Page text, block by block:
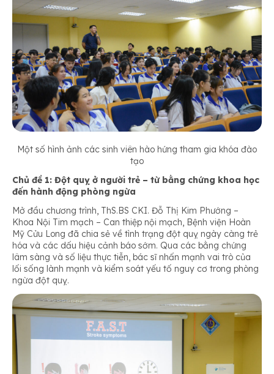
Một số hình ảnh các sinh viên hào hứng tham gia khóa đào
tạo
Chủ đề 1: Đột quỵ ở người trẻ – từ bằng chứng khoa học
đến hành động phòng ngừa
Mở đầu chương trình, ThS.BS CKI. Đỗ Thị Kim Phướng –
Khoa Nội Tim mạch – Can thiệp nội mạch, Bệnh viện Hoàn
Mỹ Cửu Long đã chia sẻ về tình trạng đột quỵ ngày càng trẻ
hóa và các dấu hiệu cảnh báo sớm. Qua các bằng chứng
lâm sàng và số liệu thực tiễn, bác sĩ nhấn mạnh vai trò của
lối sống lành mạnh và kiểm soát yếu tố nguy cơ trong phòng
ngừa đột quỵ.